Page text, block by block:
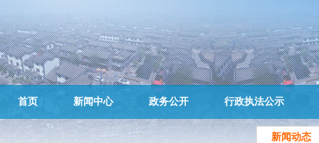
首页 新闻中心 政务公开 行政执法公示
新闻动态